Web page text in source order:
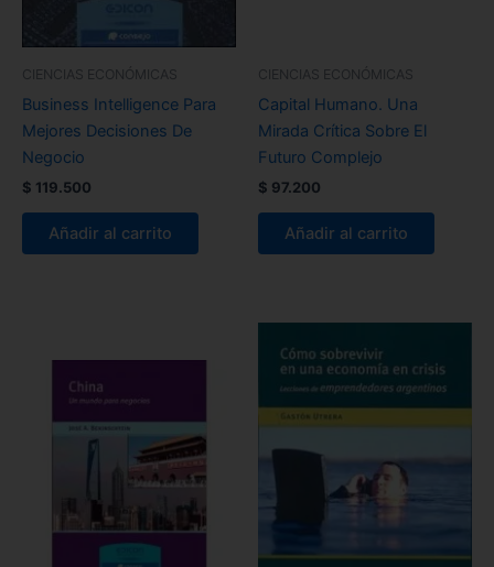
CIENCIAS ECONÓMICAS
Business Intelligence Para
Mejores Decisiones De
Negocio
$ 119.500
Añadir al carrito
CIENCIAS ECONÓMICAS
Capital Humano. Una
Mirada Crítica Sobre El
Futuro Complejo
$ 97.200
Añadir al carrito